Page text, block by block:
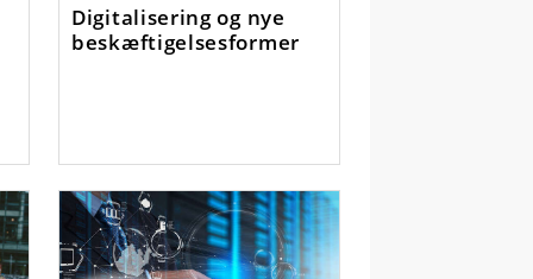
Digitalisering og nye
beskæftigelsesformer